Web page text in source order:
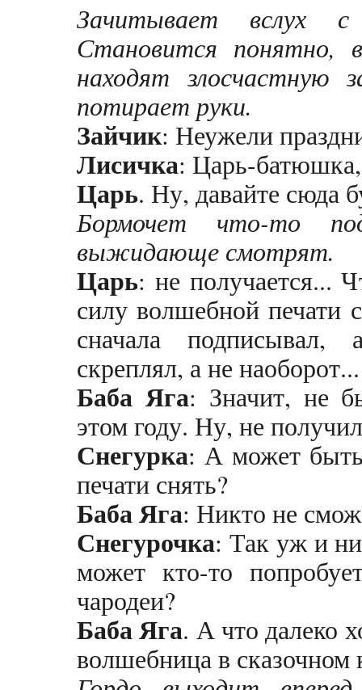
Зачитывает вслух
Становится
находят злосчастную
потирает руки.
Зайчик: Неужели
Лисичка: Царь-
Царь. Ну, давайте сюда
Бормочет что-то
выжидающе смотрят.
Царь: не получается...
силу волшебной печати
сначала
скреплял, а не
Баба Яга: Значит, не
этом году. Ну, не
Снегурка: А может
печати снять?
Баба Яга: Никто не
Снегурочка: Так уж и
может кто-то
чародеи?
Баба Яга. А что далеко
волшебница в сказочном